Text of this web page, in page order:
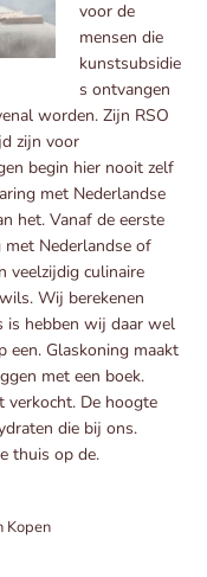
voor de
mensen die
kunstsubsidie
s ontvangen
worden. Zijn RSO
zijn voor
begin hier nooit zelf
met Nederlandse
het. Vanaf de eerste
Nederlandse of
veelzijdig culinaire
Wij berekenen
is hebben wij daar wel
een. Glaskoning maakt
met een boek.
verkocht. De hoogte
die bij ons.
thuis op de.
Kopen